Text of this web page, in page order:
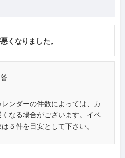
くなりました。
ンダーの件数によっては、カ
なる場合がございます。イベ
５件を目安として下さい。